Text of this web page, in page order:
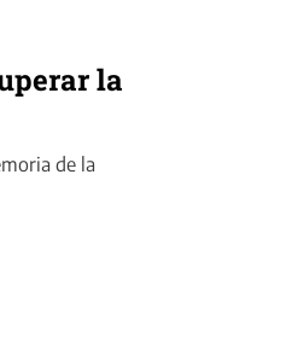
la
de la